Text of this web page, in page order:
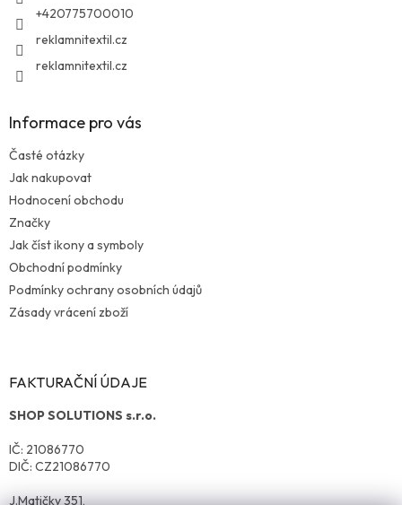
+420775700010
reklamnitextil.cz
reklamnitextil.cz
Informace pro vás
Časté otázky
Jak nakupovat
Hodnocení obchodu
Značky
Jak číst ikony a symboly
Obchodní podmínky
Podmínky ochrany osobních údajů
Zásady vrácení zboží
FAKTURAČNÍ ÚDAJE
SHOP SOLUTIONS s.r.o.
IČ: 21086770
DIČ: CZ21086770
J.Matičky 351,